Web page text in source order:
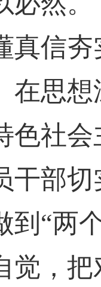
信夯
在思
色社
干部
到“两
觉，